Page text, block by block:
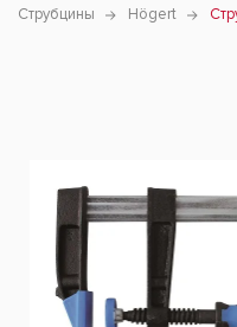
Струбцины
Högert